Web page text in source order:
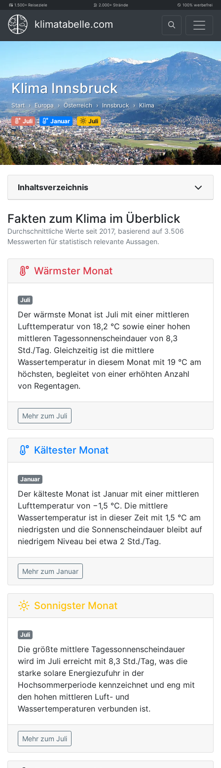
1.500+ Reiseziele 2.000+ Strände 100% werbefrei
klimatabelle.com
Klima Innsbruck
Start Europa Österreich Innsbruck Klima
Juli Januar Juli
Inhaltsverzeichnis
Fakten zum Klima im Überblick
Durchschnittliche Werte seit 2017, basierend auf 3.506
Messwerten für statistisch relevante Aussagen.
Wärmster Monat
Juli
Der wärmste Monat ist Juli mit einer mittleren
Lufttemperatur von 18,2 °C sowie einer hohen
mittleren Tagessonnenscheindauer von 8,3
Std./Tag. Gleichzeitig ist die mittlere
Wassertemperatur in diesem Monat mit 19 °C am
höchsten, begleitet von einer erhöhten Anzahl
von Regentagen.
Mehr zum Juli
Kältester Monat
Januar
Der kälteste Monat ist Januar mit einer mittleren
Lufttemperatur von −1,5 °C. Die mittlere
Wassertemperatur ist in dieser Zeit mit 1,5 °C am
niedrigsten und die Sonnenscheindauer bleibt auf
niedrigem Niveau bei etwa 2 Std./Tag.
Mehr zum Januar
Sonnigster Monat
Juli
Die größte mittlere Tagessonnenscheindauer
wird im Juli erreicht mit 8,3 Std./Tag, was die
starke solare Energiezufuhr in der
Hochsommerperiode kennzeichnet und eng mit
den hohen mittleren Luft- und
Wassertemperaturen verbunden ist.
Mehr zum Juli